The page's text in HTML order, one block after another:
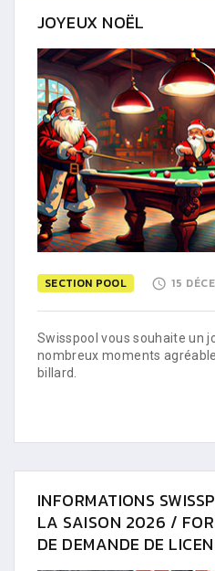
JOYEUX NOËL
SECTION POOL 15
Swisspool vous souhaite un
nombreux moments
billard.
INFORMATIONS
LA SAISON 2026 /
DE DEMANDE DE